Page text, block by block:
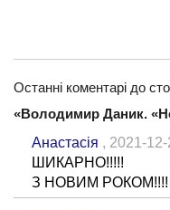
Останні коментарі до
«Володимир Даник.
Анастасія , 2021-
ШИКАРНО!!!!!
З НОВИМ РОКОМ!!!!